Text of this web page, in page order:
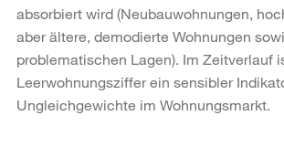
absorbiert wird (Neubauwohnungen,
aber ältere, demodierte Wohnungen
problematischen Lagen). Im Zeitverlauf
Leerwohnungsziffer ein sensibler
Ungleichgewichte im Wohnungsmarkt.